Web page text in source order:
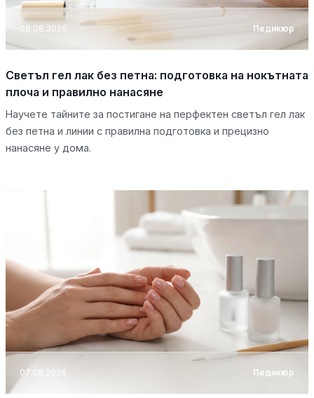
08.08.2026 Педикюр
Светъл гел лак без петна: подготовка на нокътната
плоча и правилно нанасяне
Научете тайните за постигане на перфектен светъл гел лак
без петна и линии с правилна подготовка и прецизно
нанасяне у дома.
07.08.2026 Педикюр